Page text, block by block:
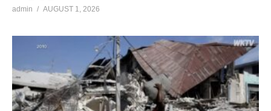
admin AUGUST 1, 2026